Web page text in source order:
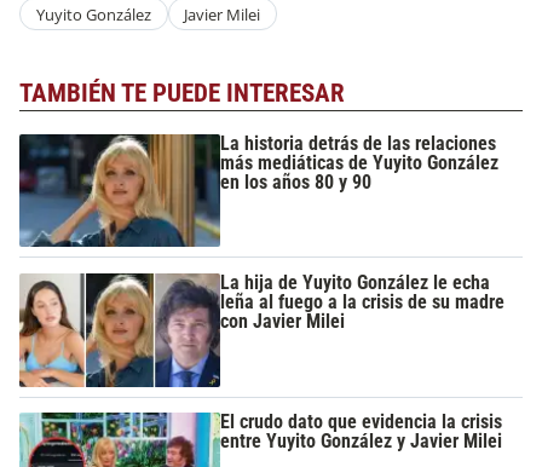
Yuyito González Javier Milei
TAMBIÉN TE PUEDE INTERESAR
La historia detrás de las relaciones
más mediáticas de Yuyito González
en los años 80 y 90
La hija de Yuyito González le echa
leña al fuego a la crisis de su madre
con Javier Milei
El crudo dato que evidencia la crisis
entre Yuyito González y Javier Milei